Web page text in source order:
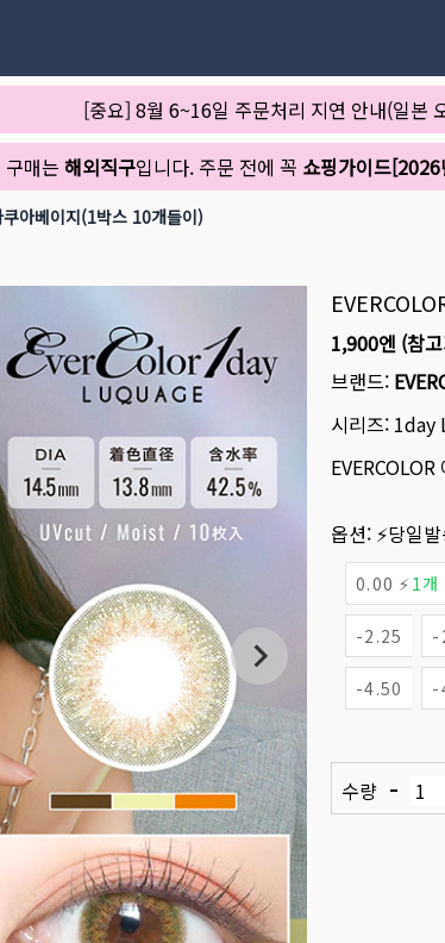
[중요] 8월 6~16일 주문처리 지연 안내(일본
매는 해외직구입니다. 주문 전에 꼭 쇼핑가이드
아베이지(1박스 10개들이)
1,900엔 (참
브랜드:
시리즈: 1day
옵션: ⚡당일
0.00 ⚡ 1개
-2.25 -
-4.50 -
수량 -